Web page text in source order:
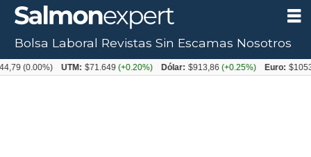
Tag:
Bolsa Laboral Revistas Sin Escamas Nosotros
UTM: $71.649 (+0.20%) Dólar: $913,86 (+0.25%) Euro: $1053,08(-0.03%)